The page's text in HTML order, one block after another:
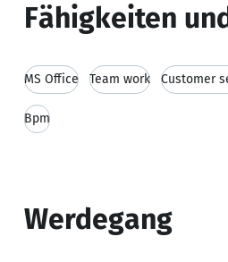
Fähigkeiten
MS Office Team work Customer
Bpm
Werdegang